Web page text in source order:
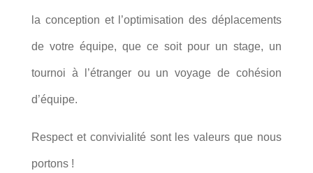
la conception et l’optimisation des déplacements
de votre équipe, que ce soit pour un stage, un
tournoi à l’étranger ou un voyage de cohésion
d’équipe.
Respect et convivialité sont les valeurs que nous
portons !